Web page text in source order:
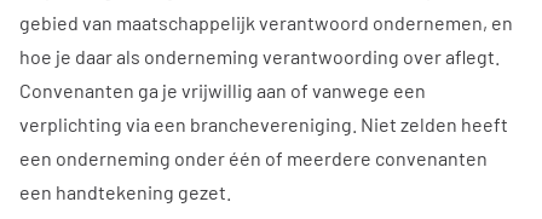
gebied van maatschappelijk verantwoord ondernemen, en
hoe je daar als onderneming verantwoording over aflegt.
Convenanten ga je vrijwillig aan of vanwege een
verplichting via een branchevereniging. Niet zelden heeft
een onderneming onder één of meerdere convenanten
een handtekening gezet.